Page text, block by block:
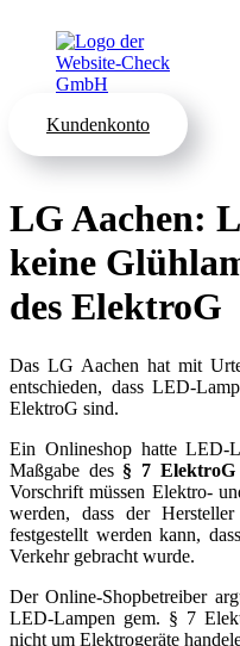
Kundenkonto
LG Aachen:
keine
des ElektroG
Das LG Aachen hat mit
entschieden, dass LED-
ElektroG sind.
Ein Onlineshop hatte LED-
Maßgabe des § 7 ElektroG
Vorschrift müssen Elektro-
werden, dass der
festgestellt werden kann,
Verkehr gebracht wurde.
Der Online-Shopbetreiber
LED-Lampen gem. § 7
nicht um Elektrogeräte